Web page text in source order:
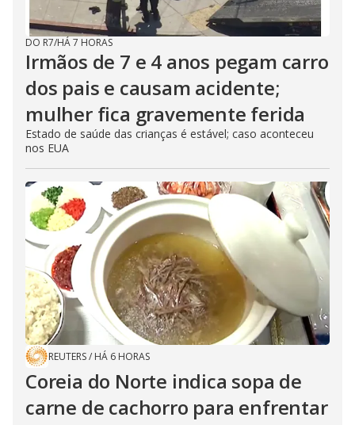
DO R7/HÁ 7 HORAS
Irmãos de 7 e 4 anos pegam carro
dos pais e causam acidente;
mulher fica gravemente ferida
Estado de saúde das crianças é estável; caso aconteceu
nos EUA
REUTERS/ HÁ 6 HORAS
Coreia do Norte indica sopa de
carne de cachorro para enfrentar